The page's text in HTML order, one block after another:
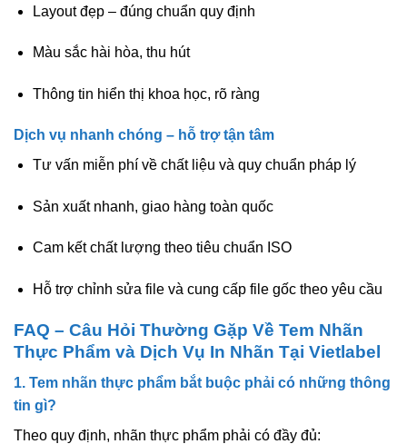
Layout đẹp – đúng chuẩn quy định
Màu sắc hài hòa, thu hút
Thông tin hiển thị khoa học, rõ ràng
Dịch vụ nhanh chóng – hỗ trợ tận tâm
Tư vấn miễn phí về chất liệu và quy chuẩn pháp lý
Sản xuất nhanh, giao hàng toàn quốc
Cam kết chất lượng theo tiêu chuẩn ISO
Hỗ trợ chỉnh sửa file và cung cấp file gốc theo yêu cầu
FAQ – Câu Hỏi Thường Gặp Về Tem Nhãn
Thực Phẩm và Dịch Vụ In Nhãn Tại Vietlabel
1. Tem nhãn thực phẩm bắt buộc phải có những thông
tin gì?
Theo quy định, nhãn thực phẩm phải có đầy đủ: